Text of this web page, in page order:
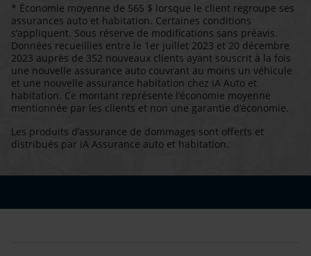
* Économie moyenne de 565 $ lorsque le client regroupe ses
assurances auto et habitation. Certaines conditions
s’appliquent. Sous réserve de modifications sans préavis.
Données recueillies entre le 1er juillet 2023 et 20 décembre
2023 auprès de 352 nouveaux clients ayant souscrit à la fois
une nouvelle assurance auto couvrant au moins un véhicule
et une nouvelle assurance habitation chez iA Auto et
habitation. Ce montant représente l’économie moyenne
mentionnée par les clients et non une garantie d’économie.
Les produits d’assurance de dommages sont offerts et
distribués par iA Assurance auto et habitation.